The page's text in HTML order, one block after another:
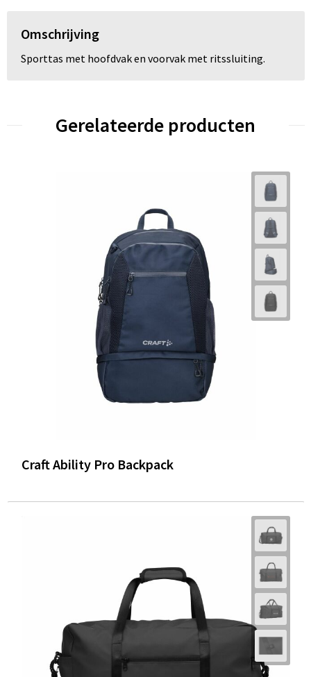
Omschrijving
Sporttas met hoofdvak en voorvak met ritssluiting.
Gerelateerde producten
Craft Ability Pro Backpack